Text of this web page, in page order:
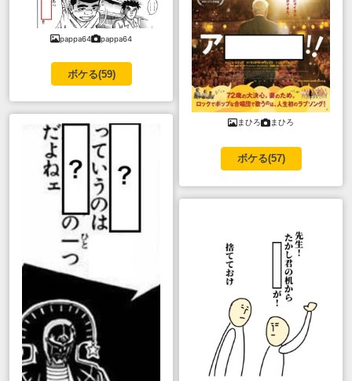
pappa64 pappa64
ボケる(59)
まひろ まひろ
ボケる(57)